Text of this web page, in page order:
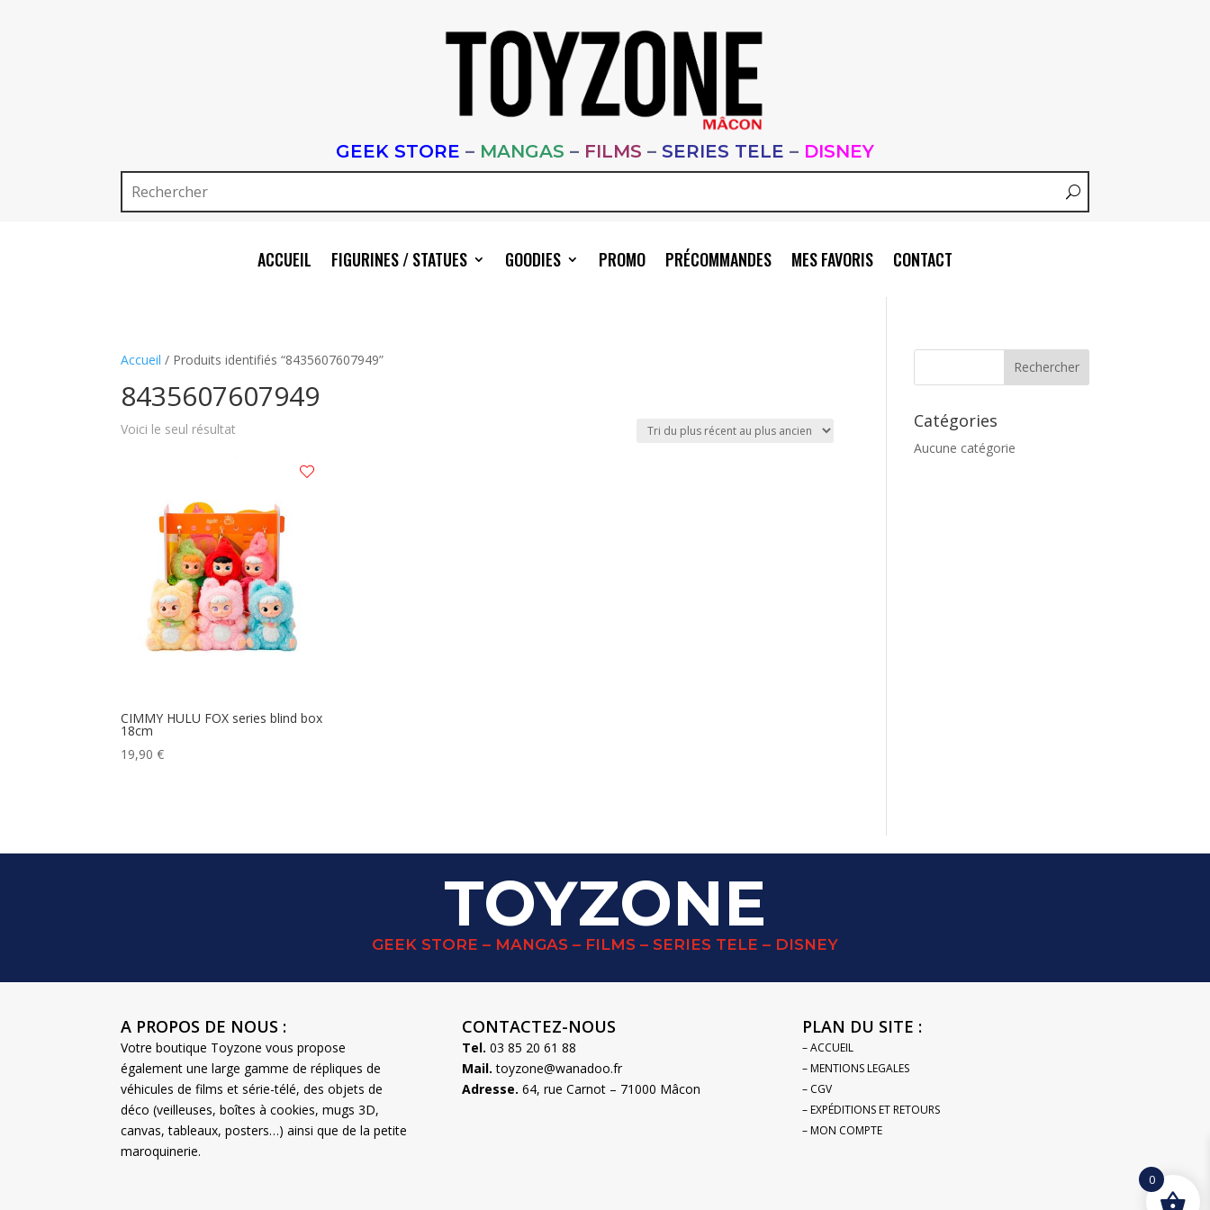
GEEK STORE – MANGAS – FILMS – SERIES TELE – DISNEY
ACCUEIL FIGURINES / STATUES GOODIES PROMO PRÉCOMMANDES MES FAVORIS CONTACT
Accueil / Produits identifiés “8435607607949”
8435607607949
Voici le seul résultat
CIMMY HULU FOX series blind box
18cm
19,90€
Catégories
Aucune catégorie
TOYZONE
GEEK STORE – MANGAS – FILMS – SERIES TELE – DISNEY
A PROPOS DE NOUS :
Votre boutique Toyzone vous propose
également une large gamme de répliques de
véhicules de films et série-télé, des objets de
déco (veilleuses, boîtes à cookies, mugs 3D,
canvas, tableaux, posters…) ainsi que de la petite
maroquinerie.
CONTACTEZ-NOUS
Tel. 03 85 20 61 88
Mail. toyzone@wanadoo.fr
Adresse. 64, rue Carnot – 71000 Mâcon
PLAN DU SITE :
– ACCUEIL
– MENTIONS LEGALES
– CGV
– EXPÉDITIONS ET RETOURS
– MON COMPTE
0